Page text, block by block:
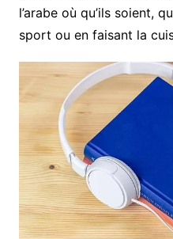
l’arabe où qu’ils soient,
sport ou en faisant la